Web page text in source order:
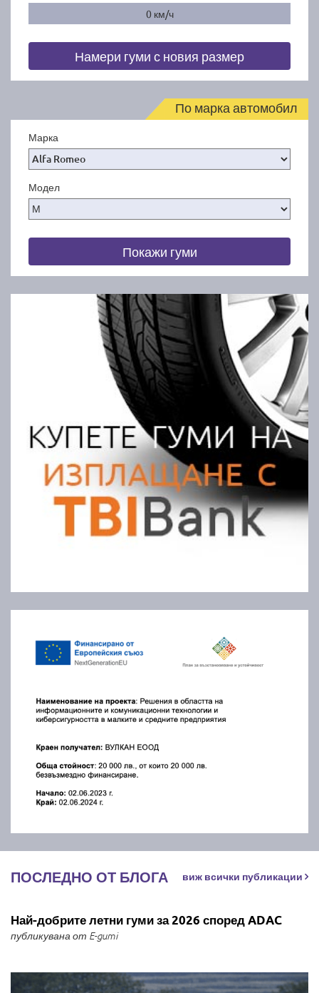
0 км/ч
Намери гуми с новия размер
По марка автомобил
Марка
Модел
Покажи гуми
ПОСЛЕДНО ОТ БЛОГА виж всички публикации
Най-добрите летни гуми за 2026 според ADAC
публикувана от E-gumi